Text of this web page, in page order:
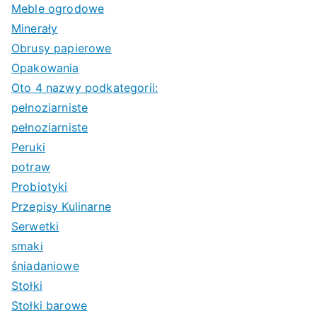
Meble ogrodowe
Minerały
Obrusy papierowe
Opakowania
Oto 4 nazwy podkategorii:
pełnoziarniste
pełnoziarniste
Peruki
potraw
Probiotyki
Przepisy Kulinarne
Serwetki
smaki
śniadaniowe
Stołki
Stołki barowe